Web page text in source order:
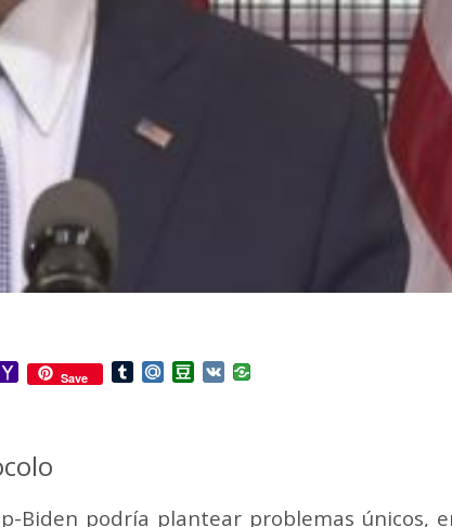
Outlook.com
YahooSave TumblrMail.RuDouban
VK
Biden podría plantear problemas únicos,